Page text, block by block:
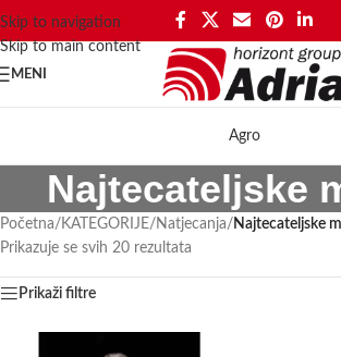
Skip to navigation
Skip to main content
MENI
Agro
Najtecateljske
Početna/ KATEGORIJE/ Natjecanja/ Najtecateljske
Prikazuje se svih 20 rezultata
Prikaži filtre